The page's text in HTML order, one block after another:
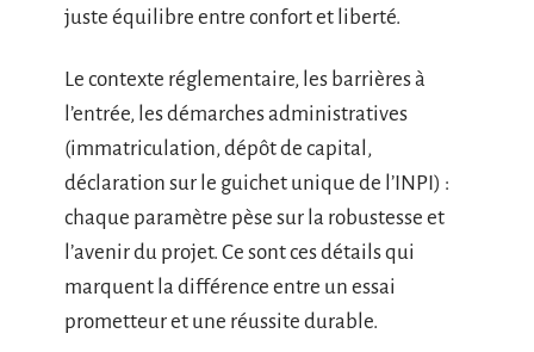
juste équilibre entre confort et liberté.
Le contexte réglementaire, les barrières à
l’entrée, les démarches administratives
(immatriculation, dépôt de capital,
déclaration sur le guichet unique de l’INPI) :
chaque paramètre pèse sur la robustesse et
l’avenir du projet. Ce sont ces détails qui
marquent la différence entre un essai
prometteur et une réussite durable.